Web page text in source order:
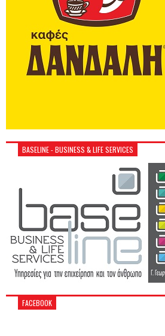
BASELINE - BUSINESS & LIFE SERVICES
FACEBOOK